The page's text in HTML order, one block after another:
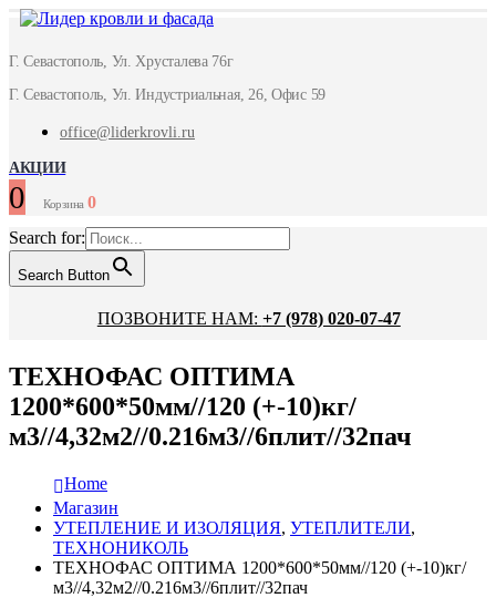
Г. Севастополь, Ул. Хрусталева 76г
Г. Севастополь, Ул. Индустриальная, 26, Офис 59
office@liderkrovli.ru
АКЦИИ
0 Корзина 0
Search for:
Search Button
ПОЗВОНИТЕ НАМ: +7 (978) 020-07-47
ТЕХНОФАС ОПТИМА
1200*600*50мм//120 (+-10)кг/
м3//4,32м2//0.216м3//6плит//32пач
Home
Магазин
УТЕПЛЕНИЕ И ИЗОЛЯЦИЯ, УТЕПЛИТЕЛИ,
ТЕХНОНИКОЛЬ
ТЕХНОФАС ОПТИМА 1200*600*50мм//120 (+-10)кг/
м3//4,32м2//0.216м3//6плит//32пач